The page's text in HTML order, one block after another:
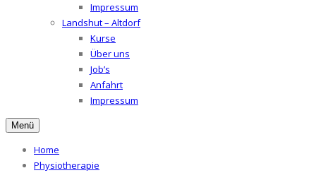
Impressum
Landshut – Altdorf
Kurse
Über uns
Job’s
Anfahrt
Impressum
Menü
Home
Physiotherapie